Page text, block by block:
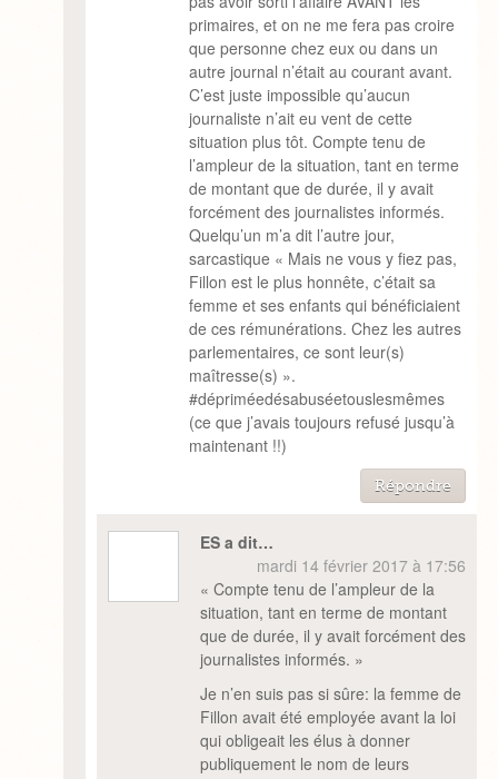
primaires, et on ne me fera pas croire
que personne chez eux ou dans un
autre journal n’était au courant avant.
C’est juste impossible qu’aucun
journaliste n’ait eu vent de cette
situation plus tôt. Compte tenu de
l’ampleur de la situation, tant en terme
de montant que de durée, il y avait
forcément des journalistes informés.
Quelqu’un m’a dit l’autre jour,
sarcastique « Mais ne vous y fiez pas,
Fillon est le plus honnête, c’était sa
femme et ses enfants qui bénéficiaient
de ces rémunérations. Chez les autres
parlementaires, ce sont leur(s)
maîtresse(s) ».
#dépriméedésabuséetouslesmêmes
(ce que j’avais toujours refusé jusqu’à
maintenant !!)
Répondre
ES a dit…
mardi 14 février 2017 à 17:56
« Compte tenu de l’ampleur de la
situation, tant en terme de montant
que de durée, il y avait forcément des
journalistes informés. »
Je n’en suis pas si sûre: la femme de
Fillon avait été employée avant la loi
qui obligeait les élus à donner
publiquement le nom de leurs